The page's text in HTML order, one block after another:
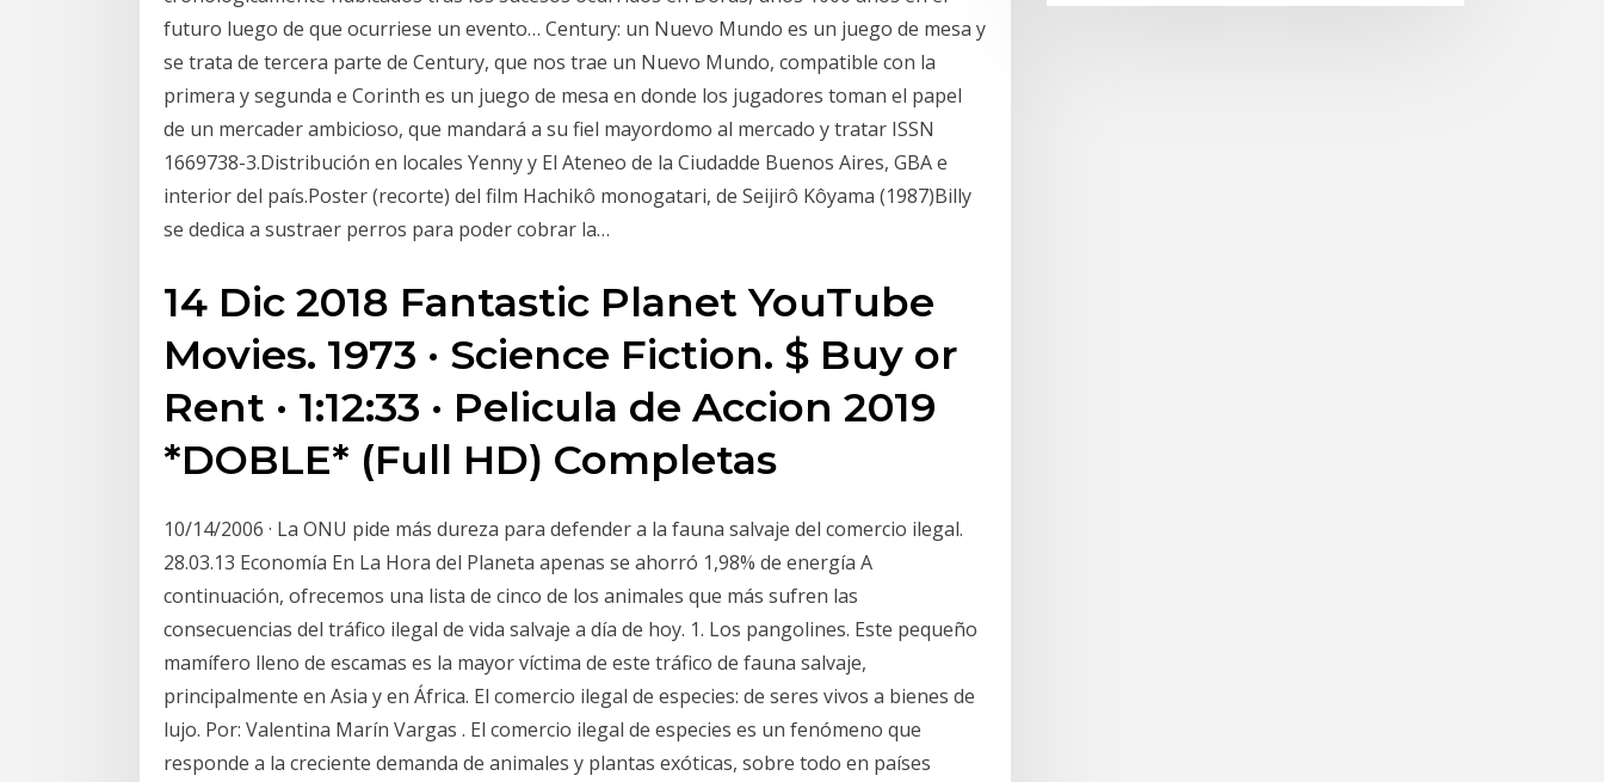
futuro luego de que ocurriese un evento… Century: un Nuevo Mundo es un juego de mesa y
se trata de tercera parte de Century, que nos trae un Nuevo Mundo, compatible con la
primera y segunda e Corinth es un juego de mesa en donde los jugadores toman el papel
de un mercader ambicioso, que mandará a su fiel mayordomo al mercado y tratar ISSN
1669738-3.Distribución en locales Yenny y El Ateneo de la Ciudadde Buenos Aires, GBA e
interior del país.Poster (recorte) del film Hachikô monogatari, de Seijirô Kôyama (1987)Billy
se dedica a sustraer perros para poder cobrar la…
14 Dic 2018 Fantastic Planet YouTube
Movies. 1973 · Science Fiction. $ Buy or
Rent · 1:12:33 · Pelicula de Accion 2019
*DOBLE* (Full HD) Completas
10/14/2006 · La ONU pide más dureza para defender a la fauna salvaje del comercio ilegal.
28.03.13 Economía En La Hora del Planeta apenas se ahorró 1,98% de energía A
continuación, ofrecemos una lista de cinco de los animales que más sufren las
consecuencias del tráfico ilegal de vida salvaje a día de hoy. 1. Los pangolines. Este pequeño
mamífero lleno de escamas es la mayor víctima de este tráfico de fauna salvaje,
principalmente en Asia y en África. El comercio ilegal de especies: de seres vivos a bienes de
lujo. Por: Valentina Marín Vargas . El comercio ilegal de especies es un fenómeno que
responde a la creciente demanda de animales y plantas exóticas, sobre todo en países